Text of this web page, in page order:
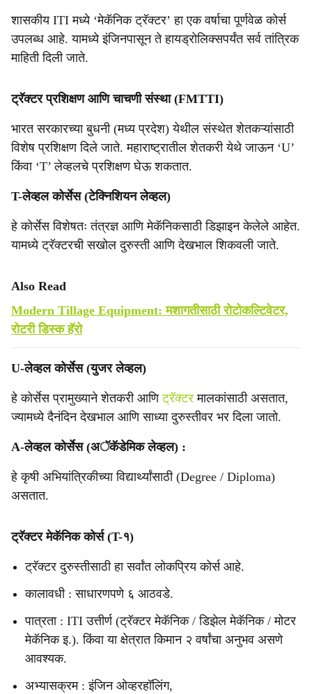
शासकीय ITI मध्ये ‘मेकॅनिक ट्रॅक्टर’ हा एक वर्षाचा पूर्णवेळ कोर्स
उपलब्ध आहे. यामध्ये इंजिनपासून ते हायड्रोलिक्सपर्यंत सर्व तांत्रिक
माहिती दिली जाते.
ट्रॅक्टर प्रशिक्षण आणि चाचणी संस्था (FMTTI)
भारत सरकारच्या बुधनी (मध्य प्रदेश) येथील संस्थेत शेतकऱ्यांसाठी
विशेष प्रशिक्षण दिले जाते. महाराष्ट्रातील शेतकरी येथे जाऊन ‘U’
किंवा ‘T’ लेव्हलचे प्रशिक्षण घेऊ शकतात.
T-लेव्हल कोर्सेस (टेक्निशियन लेव्हल)
हे कोर्सेस विशेषतः तंत्रज्ञ आणि मेकॅनिकसाठी डिझाइन केलेले आहेत.
यामध्ये ट्रॅक्टरची सखोल दुरुस्ती आणि देखभाल शिकवली जाते.
Also Read
Modern Tillage Equipment: मशागतीसाठी रोटोकल्टिवेटर,
रोटरी डिस्क हॅरो
U-लेव्हल कोर्सेस (युजर लेव्हल)
हे कोर्सेस प्रामुख्याने शेतकरी आणिट्रॅक्टरमालकांसाठी असतात,
ज्यामध्ये दैनंदिन देखभाल आणि साध्या दुरुस्तीवर भर दिला जातो.
A-लेव्हल कोर्सेस (अॅकॅडेमिक लेव्हल) :
हे कृषी अभियांत्रिकीच्या विद्यार्थ्यांसाठी (Degree / Diploma)
असतात.
ट्रॅक्टर मेकॅनिक कोर्स (T-१)
ट्रॅक्टर दुरुस्तीसाठी हा सर्वांत लोकप्रिय कोर्स आहे.
कालावधी : साधारणपणे ६ आठवडे.
पात्रता : ITI उत्तीर्ण (ट्रॅक्टर मेकॅनिक / डिझेल मेकॅनिक / मोटर
मेकॅनिक इ.). किंवा या क्षेत्रात किमान २ वर्षांचा अनुभव असणे
आवश्यक.
अभ्यासक्रम : इंजिन ओव्हरहॉलिंग,